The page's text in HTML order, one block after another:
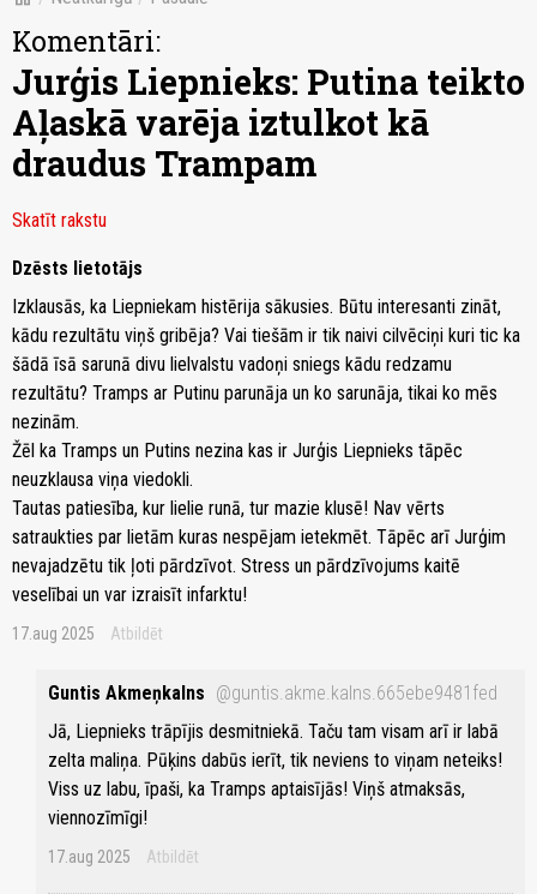
Komentāri:
Jurģis Liepnieks: Putina teikto
Aļaskā varēja iztulkot kā
draudus Trampam
Skatīt rakstu
Dzēsts lietotājs
Izklausās, ka Liepniekam histērija sākusies. Būtu interesanti zināt,
kādu rezultātu viņš gribēja? Vai tiešām ir tik naivi cilvēciņi kuri tic ka
šādā īsā sarunā divu lielvalstu vadoņi sniegs kādu redzamu
rezultātu? Tramps ar Putinu parunāja un ko sarunāja, tikai ko mēs
nezinām.
Žēl ka Tramps un Putins nezina kas ir Jurģis Liepnieks tāpēc
neuzklausa viņa viedokli.
Tautas patiesība, kur lielie runā, tur mazie klusē! Nav vērts
satraukties par lietām kuras nespējam ietekmēt. Tāpēc arī Jurģim
nevajadzētu tik ļoti pārdzīvot. Stress un pārdzīvojums kaitē
veselībai un var izraisīt infarktu!
17.aug 2025 Atbildēt
Guntis Akmeņkalns @guntis.akme.kalns.665ebe9481fed
Jā, Liepnieks trāpījis desmitniekā. Taču tam visam arī ir labā
zelta maliņa. Pūķins dabūs ierīt, tik neviens to viņam neteiks!
Viss uz labu, īpaši, ka Tramps aptaisījās! Viņš atmaksās,
viennozīmīgi!
17.aug 2025 Atbildēt